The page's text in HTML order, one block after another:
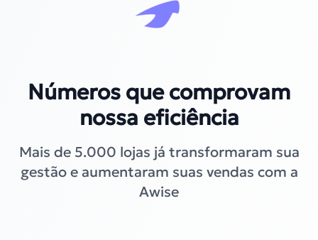
Números que comprovam
nossa eficiência
Mais de 5.000 lojas já transformaram sua
gestão e aumentaram suas vendas com a
Awise